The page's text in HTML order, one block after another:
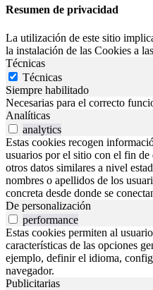
Resumen de privacidad
La utilización de este sitio
la instalación de las Cookies a
Técnicas
Técnicas
Siempre habilitado
Necesarias para el correcto
Analíticas
analytics
Estas cookies recogen
usuarios por el sitio con el fin
otros datos similares a nivel
nombres o apellidos de los
concreta desde donde se
De personalización
performance
Estas cookies permiten al
características de las opciones
ejemplo, definir el idioma,
navegador.
Publicitarias